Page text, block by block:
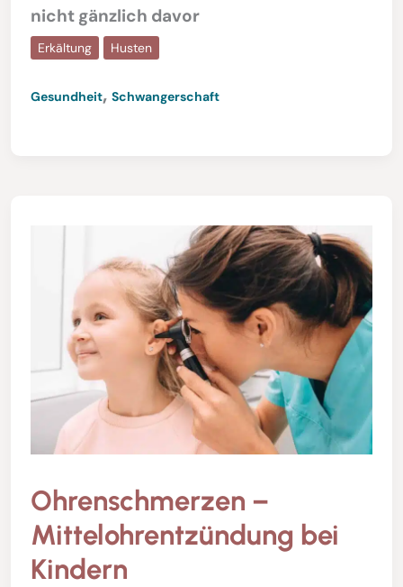
nicht gänzlich davor
Erkältung Husten
Gesundheit, Schwangerschaft
Ohrenschmerzen –
Mittelohrentzündung bei
Kindern